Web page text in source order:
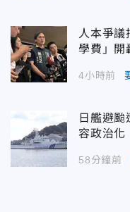
人本爭
學費」開
4小時前
日艦避
容政治化
58分鐘前